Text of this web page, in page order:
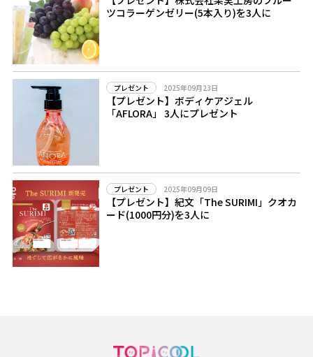
ツコラーゲンゼリー(5本入り)を3人に
プレゼント 2025年09月23日
【プレゼント】ボディケアジェル
「AFLORA」 3人にプレゼント
プレゼント 2025年09月09日
【プレゼント】紀文「The SURIMI」クオカ
ード(1000円分)を3人に